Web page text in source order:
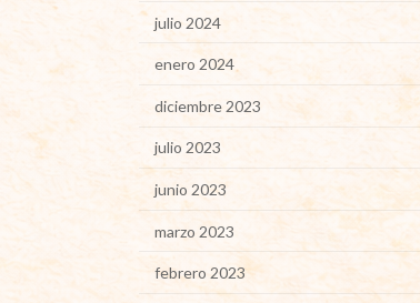
julio 2024
enero 2024
diciembre 2023
julio 2023
junio 2023
marzo 2023
febrero 2023